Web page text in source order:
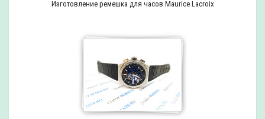
Изготовление ремешка для часов Maurice Lacroix